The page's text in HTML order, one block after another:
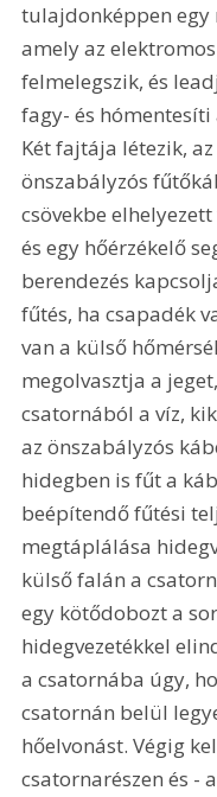
tulajdonképpen egy
amely az
felmelegszik, és
fagy- és hómentesíti
Két fajtája létezik,
önszabályzós
csövekbe
és egy hőérzékelő
berendezés
fűtés, ha csapadék
van a külső
megolvasztja a
csatornából a víz,
az önszabályzós
hidegben is fűt a
beépítendő fűtési
megtáplálása
külső falán a
egy kötődobozt a
hidegvezetékkel
a csatornába úgy,
csatornán belül
hőelvonást. Végig
csatornarészen és -